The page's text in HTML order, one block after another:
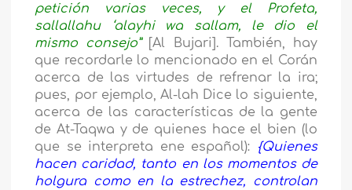
petición varias veces, y el Profeta,
sallallahu ‘alayhi wa sallam, le dio el
mismo consejo”[Al Bujari]. También, hay
que recordarle lo mencionado en el Corán
acerca de las virtudes de refrenar la ira;
pues, por ejemplo, Al-lah Dice lo siguiente,
acerca de las características de la gente
de At-Taqwa y de quienes hace el bien (lo
que se interpreta ene español):
{Quienes
hacen caridad, tanto en los momentos de
holgura como en la estrechez, controlan